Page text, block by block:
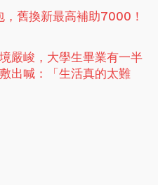
舊換新最高補助7000！
嚴峻，大學生畢業有一半
出喊：「生活真的太難